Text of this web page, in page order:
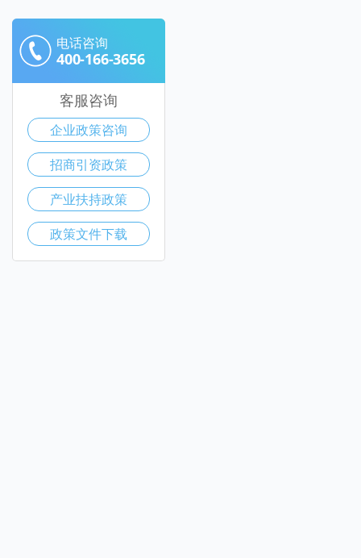
电话咨询
400-166-3656
客服咨询
企业政策咨询
招商引资政策
产业扶持政策
政策文件下载